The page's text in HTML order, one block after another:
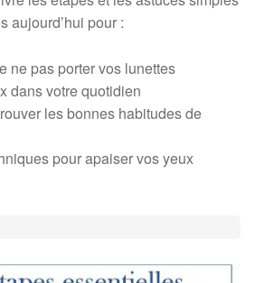
aujourd’hui pour :
ne pas porter vos lunettes
dans votre quotidien
les bonnes habitudes de
pour apaiser vos yeux